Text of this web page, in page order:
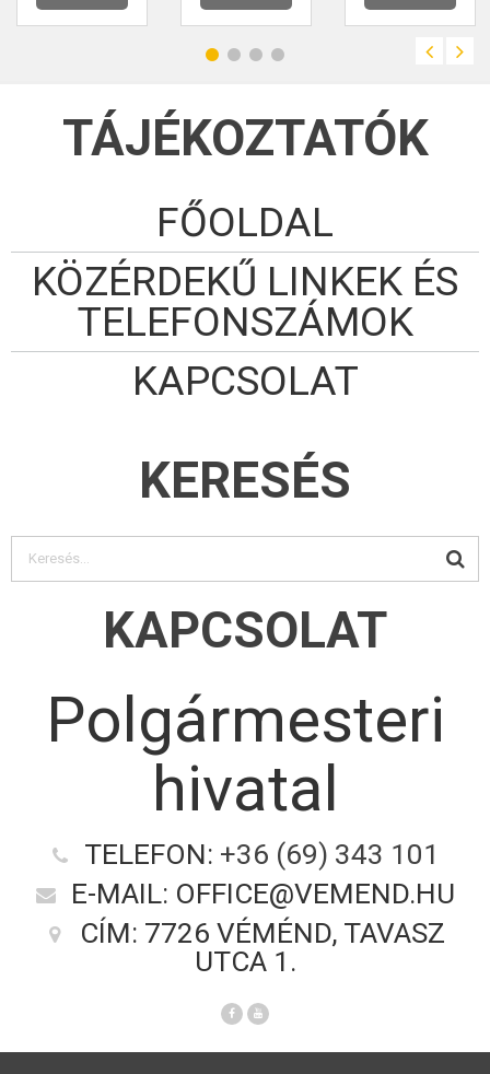
TÁJÉKOZTATÓK
FŐOLDAL
KÖZÉRDEKŰ LINKEK ÉS
TELEFONSZÁMOK
KAPCSOLAT
KERESÉS
KAPCSOLAT
Polgármesteri
hivatal
TELEFON: +36 (69) 343 101
E-MAIL: OFFICE@VEMEND.HU
CÍM: 7726 VÉMÉND, TAVASZ
UTCA 1.